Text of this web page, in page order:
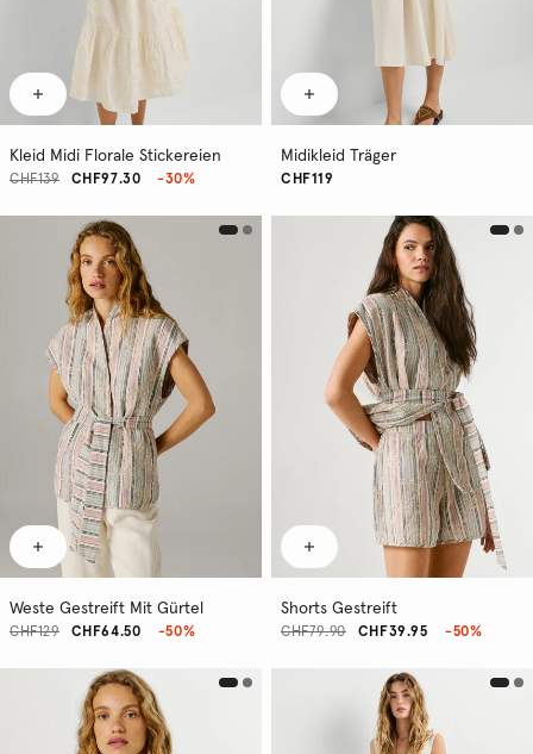
Kleid Midi Florale Stickereien
CHF97.30
CHF139 -30%
Midikleid Träger
CHF119
Weste Gestreift Mit Gürtel
CHF64.50
CHF129 -50%
Shorts Gestreift
CHF39.95
CHF79.90 -50%